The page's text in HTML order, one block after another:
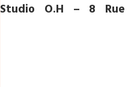
Studio O.H – 8 Rue